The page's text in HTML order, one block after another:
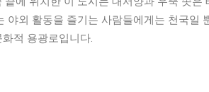
야외 활동을 즐기는 사람들에게는 천국일
적 용광로입니다.